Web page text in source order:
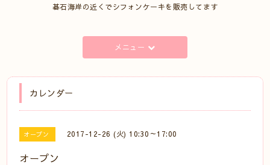
碁石海岸の近くでシフォンケーキを販売してます
メニュー
カレンダー
オープン 2017-12-26 (火) 10:30～17:00
オープン